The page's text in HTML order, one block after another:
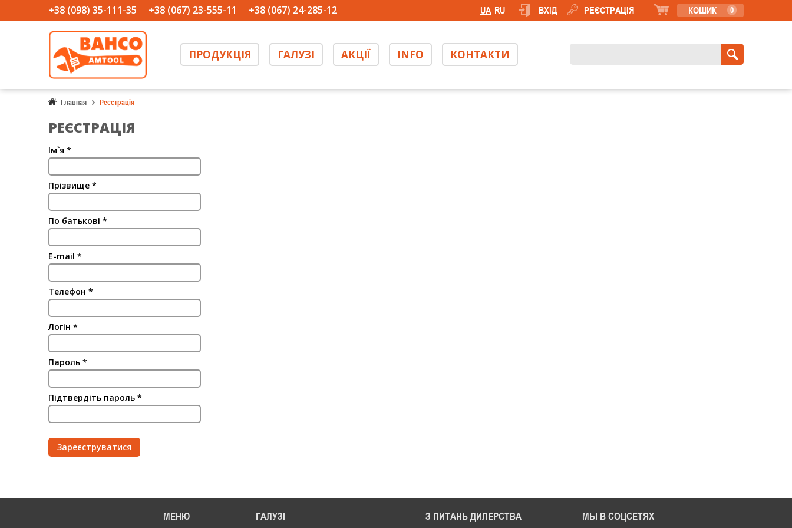
+38 (098) 35-111-35 +38 (067) 23-555-11 +38 (067) 24-285-12 КОШИК 0
UA RU ВХІД РЕЄСТРАЦІЯ
ПРОДУКЦІЯ ГАЛУЗІ АКЦІЇ INFO КОНТАКТИ
Главная Реєстрація
РЕЄСТРАЦІЯ
Ім`я *
Прізвище *
По батькові *
E-mail *
Телефон *
Логін *
Пароль *
Підтвердіть пароль *
МЕНЮ ГАЛУЗІ З ПИТАНЬ ДИЛЕРСТВА МЫ В СОЦСЕТЯХ